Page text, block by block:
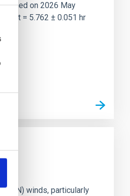
on 2026 May
rot = 5.762 ± 0.051 hr
winds, particularly